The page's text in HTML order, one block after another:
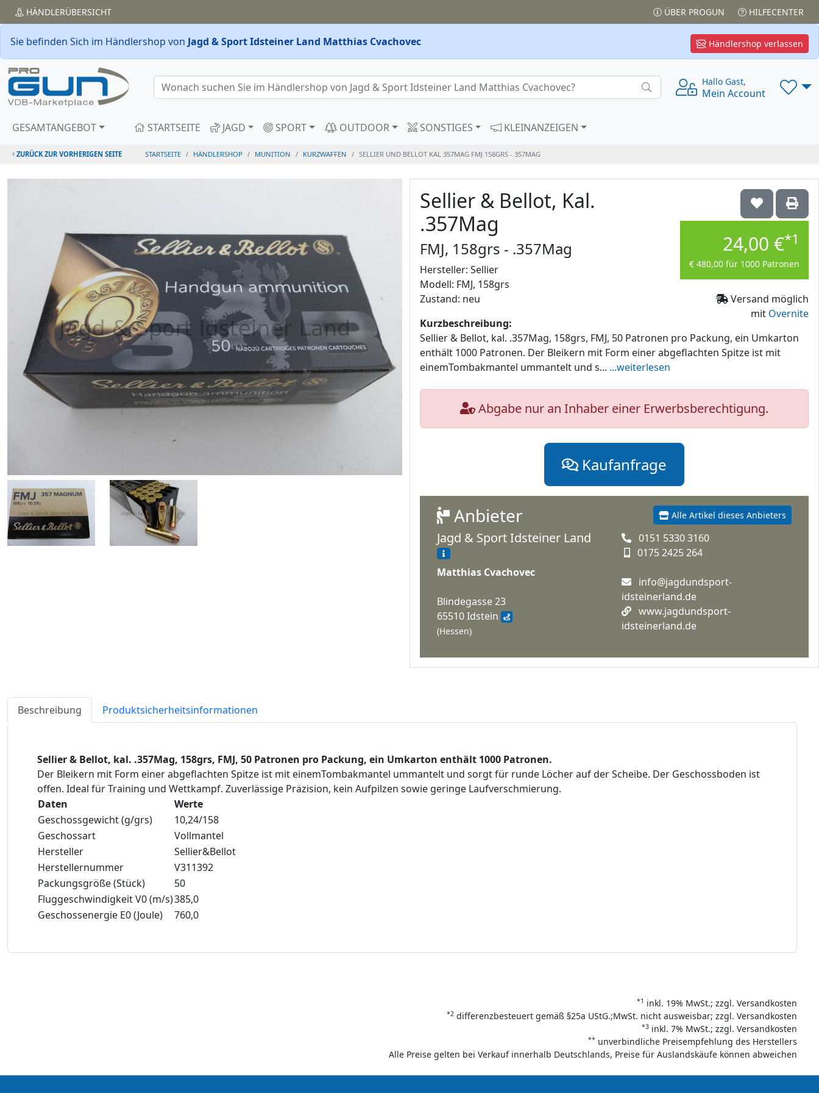
HÄNDLERÜBERSICHT ÜBER PROGUN HILFECENTER
Händlershop verlassen
Sie befinden Sich im Händlershop von Jagd & Sport Idsteiner Land Matthias Cvachovec
Hallo Gast,
Mein Account
GESAMTANGEBOT STARTSEITE JAGD SPORT OUTDOOR SONSTIGES KLEINANZEIGEN
ZURÜCK ZUR VORHERIGEN SEITE STARTSEITE HÄNDLERSHOP MUNITION KURZWAFFEN SELLIER UND BELLOT KAL 357MAG FMJ 158GRS - 357MAG
24,00 €*1
€ 480,00 für 1000 Patronen
Versand möglich
mit Overnite
Sellier & Bellot, Kal.
.357Mag
FMJ, 158grs - .357Mag
Hersteller: Sellier
Modell: FMJ, 158grs
Zustand: neu
Kurzbeschreibung:
Sellier & Bellot, kal. .357Mag, 158grs, FMJ, 50 Patronen pro Packung, ein Umkarton
enthält 1000 Patronen. Der Bleikern mit Form einer abgeflachten Spitze ist mit
einemTombakmantel ummantelt und s... ...weiterlesen
Abgabe nur an Inhaber einer Erwerbsberechtigung.
Kaufanfrage
Alle Artikel dieses Anbieters
Anbieter
Jagd & Sport Idsteiner Land
Matthias Cvachovec
Blindegasse 23
65510 Idstein
(Hessen)
0151 5330 3160
0175 2425 264
info@jagdundsport-
idsteinerland.de
www.jagdundsport-
idsteinerland.de
Beschreibung Produktsicherheitsinformationen
Sellier & Bellot, kal. .357Mag, 158grs, FMJ, 50 Patronen pro Packung, ein Umkarton enthält 1000 Patronen.
Der Bleikern mit Form einer abgeflachten Spitze ist mit einemTombakmantel ummantelt und sorgt für runde Löcher auf der Scheibe. Der Geschossboden ist
offen. Ideal für Training und Wettkampf. Zuverlässige Präzision, kein Aufpilzen sowie geringe Laufverschmierung.
Daten
Werte
Geschossgewicht (g/grs)
10,24/158
Geschossart
Vollmantel
Hersteller
Sellier&Bellot
Herstellernummer
V311392
Packungsgröße (Stück)
50
Fluggeschwindigkeit V0 (m/s)385,0
Geschossenergie E0 (Joule)
760,0
*1 inkl. 19% MwSt.; zzgl. Versandkosten
*2 differenzbesteuert gemäß §25a UStG.;MwSt. nicht ausweisbar; zzgl. Versandkosten
*3 inkl. 7% MwSt.; zzgl. Versandkosten
** unverbindliche Preisempfehlung des Herstellers
Alle Preise gelten bei Verkauf innerhalb Deutschlands, Preise für Auslandskäufe können abweichen